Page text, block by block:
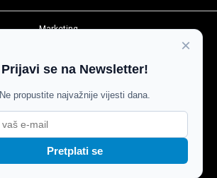
Marketing
Impressum
Pravila komentiranja
Agroglas
×
Prijavi se na Newsletter!
Ne propustite najvažnije vijesti dana.
Pretplati se